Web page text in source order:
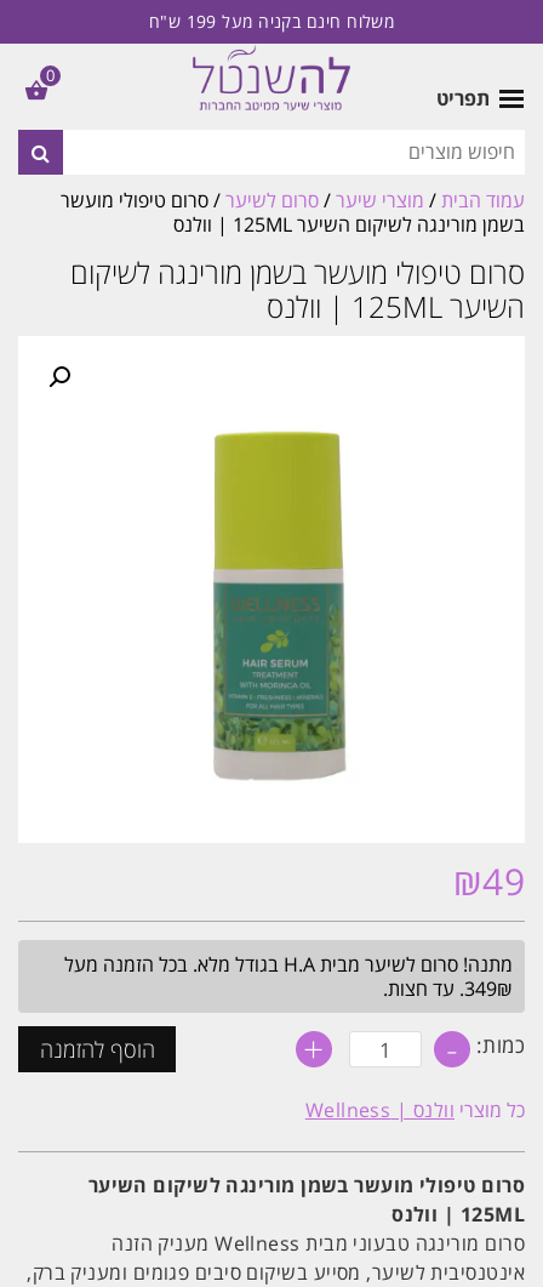
משלוח חינם בקניה מעל 199 ש"ח
תפריט
עמוד הבית/ מוצרי שיער/סרום לשיער/ סרום טיפולי מועשר
בשמן מורינגה לשיקום השיער 125ML | וולנס
סרום טיפולי מועשר בשמן מורינגה לשיקום
השיער 125ML | וולנס
₪49
מתנה! סרום לשיער מבית H.A בגודל מלא. בכל הזמנה מעל
349₪. עד חצות.
כמות: - כמות
של
טיפולי
מועשר
מורינגה
לשיקום
השיער
125ML
|
וולנס
+ הוסף להזמנה
כל מוצרי וולנס | Wellness
סרום טיפולי מועשר בשמן מורינגה לשיקום השיער
125ML | וולנס
סרום מורינגה טבעוני מבית Wellness מעניק הזנה
אינטנסיבית לשיער, מסייע בשיקום סיבים פגומים ומעניק ברק,
0